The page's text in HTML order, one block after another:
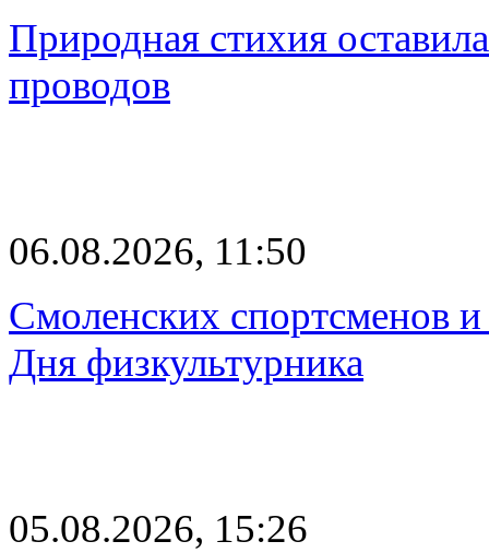
Природная стихия
проводов
06.08.2026, 11:50
Смоленских спортсменов
Дня физкультурника
05.08.2026, 15:26